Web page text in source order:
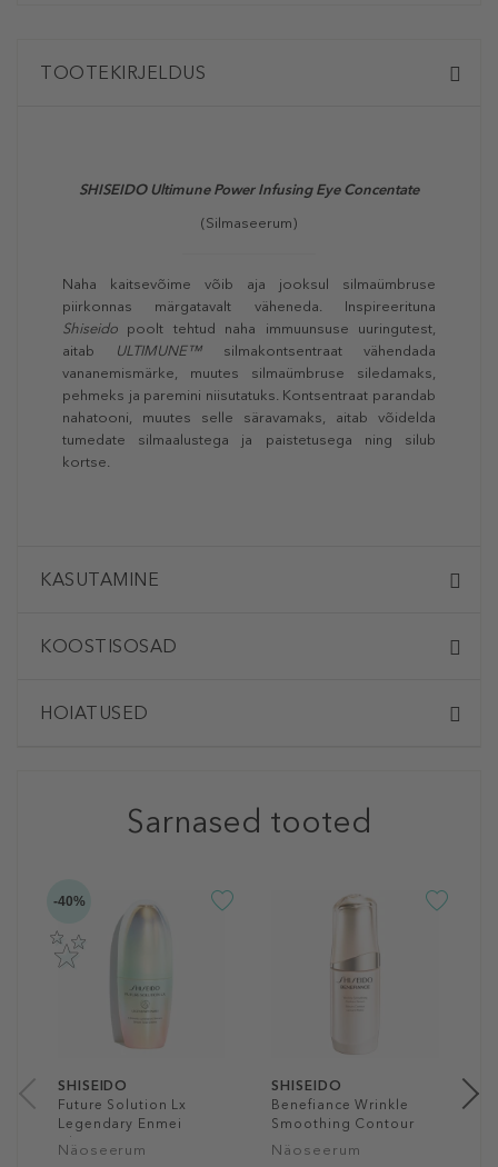
TOOTEKIRJELDUS
SHISEIDO Ultimune Power Infusing Eye Concentate
(Silmaseerum)
Naha kaitsevõime võib aja jooksul silmaümbruse
piirkonnas märgatavalt väheneda. Inspireerituna
Shiseido poolt tehtud naha immuunsuse uuringutest,
aitab
ULTIMUNE™silmakontsentraat vähendada
vananemismärke, muutes silmaümbruse siledamaks,
pehmeks ja paremini niisutatuks. Kontsentraat parandab
nahatooni, muutes selle säravamaks, aitab võidelda
tumedate silmaalustega ja paistetusega ning silub
kortse.
KASUTAMINE
KOOSTISOSAD
HOIATUSED
Sarnased tooted
-40%
SHISEIDO
Future Solution Lx
Legendary Enmei
Ultimate Luminance
Näoseerum
SHISEIDO
Benefiance Wrinkle
Smoothing Contour
Serum
Näoseerum